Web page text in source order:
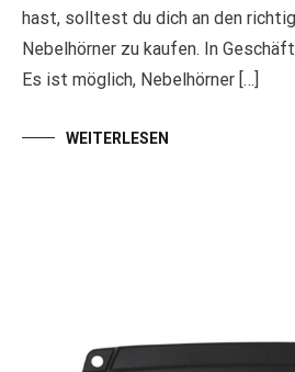
hast, solltest du dich an den
Nebelhörner zu kaufen. In
Es ist möglich, Nebelhörner […]
WEITERLESEN